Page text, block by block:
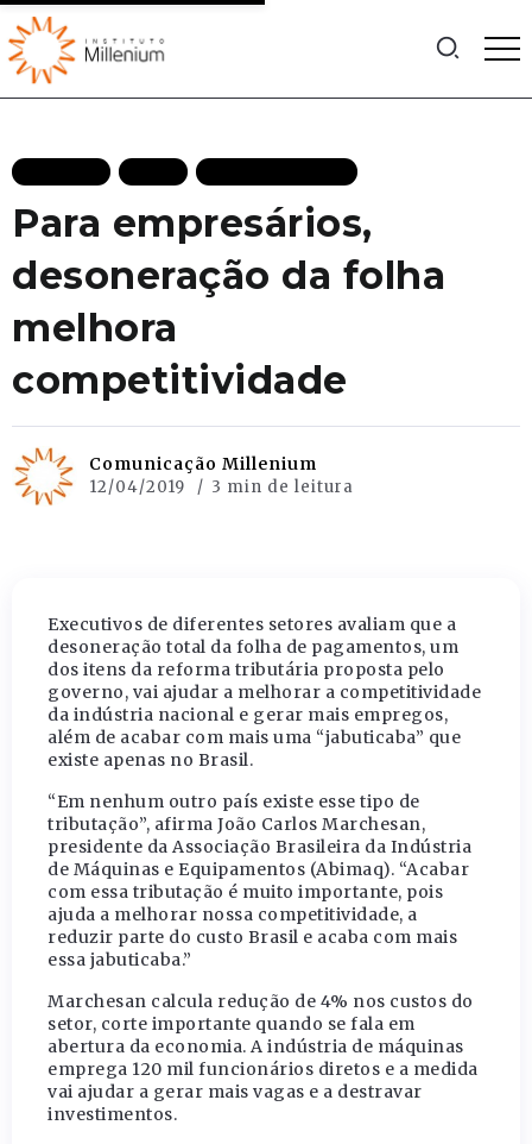
Para empresários,
desoneração da folha
melhora
competitividade
Comunicação Millenium
12/04/2019 3 min de leitura
Executivos de diferentes setores avaliam que a
desoneração total da folha de pagamentos, um
dos itens da reforma tributária proposta pelo
governo, vai ajudar a melhorar a competitividade
da indústria nacional e gerar mais empregos,
além de acabar com mais uma “jabuticaba” que
existe apenas no Brasil.
“Em nenhum outro país existe esse tipo de
tributação”, afirma João Carlos Marchesan,
presidente da Associação Brasileira da Indústria
de Máquinas e Equipamentos (Abimaq). “Acabar
com essa tributação é muito importante, pois
ajuda a melhorar nossa competitividade, a
reduzir parte do custo Brasil e acaba com mais
essa jabuticaba.”
Marchesan calcula redução de 4% nos custos do
setor, corte importante quando se fala em
abertura da economia. A indústria de máquinas
emprega 120 mil funcionários diretos e a medida
vai ajudar a gerar mais vagas e a destravar
investimentos.